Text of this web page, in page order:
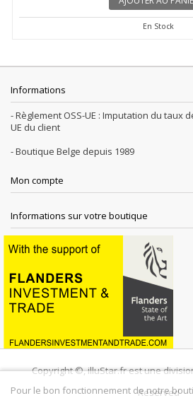
En Stock
Informations
- Règlement OSS-UE : Imputation du taux
UE du client
- Boutique Belge depuis 1989
Mon compte
Informations sur votre boutique
Copyright ©, illuStar.fr est une
Reserved
Pour le bon fonctionnement de notre